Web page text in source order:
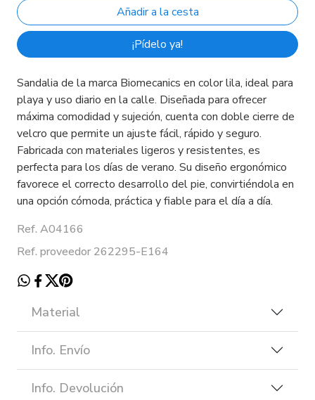
¡Pídelo ya!
Sandalia de la marca Biomecanics en color lila, ideal para
playa y uso diario en la calle. Diseñada para ofrecer
máxima comodidad y sujeción, cuenta con doble cierre de
velcro que permite un ajuste fácil, rápido y seguro.
Fabricada con materiales ligeros y resistentes, es
perfecta para los días de verano. Su diseño ergonómico
favorece el correcto desarrollo del pie, convirtiéndola en
una opción cómoda, práctica y fiable para el día a día.
Ref. A04166
Ref. proveedor 262295-E164
Material
Info. Envío
Info. Devolución